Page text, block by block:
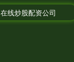
在线炒股配资公司